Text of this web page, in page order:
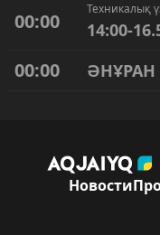
00:00
Техникалық
14:00-
00:00 ӘНҰРАН
Новости